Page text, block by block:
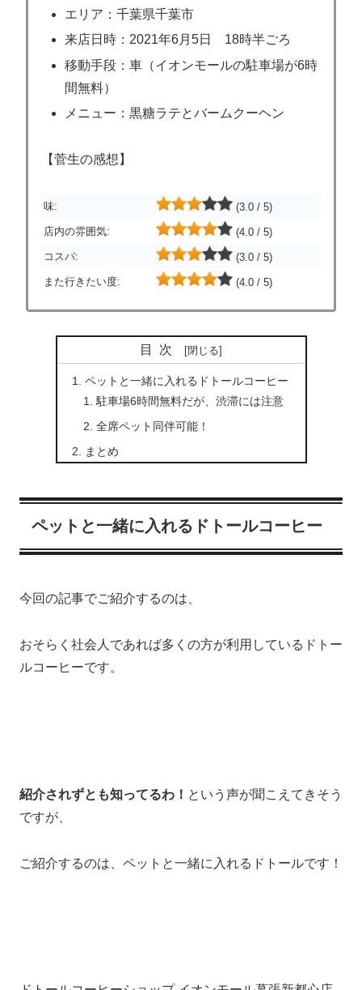
エリア：千葉県千葉市
来店日時：2021年6月5日 18時半ごろ
移動手段：車（イオンモールの駐車場が6時
間無料）
メニュー：黒糖ラテとバームクーヘン
【菅生の感想】
味:
(3.0 / 5)
店内の雰囲気:
(4.0 / 5)
コスパ:
(3.0 / 5)
また行きたい度:
(4.0 / 5)
目次
ペットと一緒に入れるドトールコーヒー
駐車場6時間無料だが、渋滞には注意
全席ペット同伴可能！
まとめ
ペットと一緒に入れるドトールコーヒー
今回の記事でご紹介するのは、
おそらく社会人であれば多くの方が利用しているドトー
ルコーヒーです。
紹介されずとも知ってるわ！ という声が聞こえてきそう
ですが、
ご紹介するのは、ペットと一緒に入れるドトールです！